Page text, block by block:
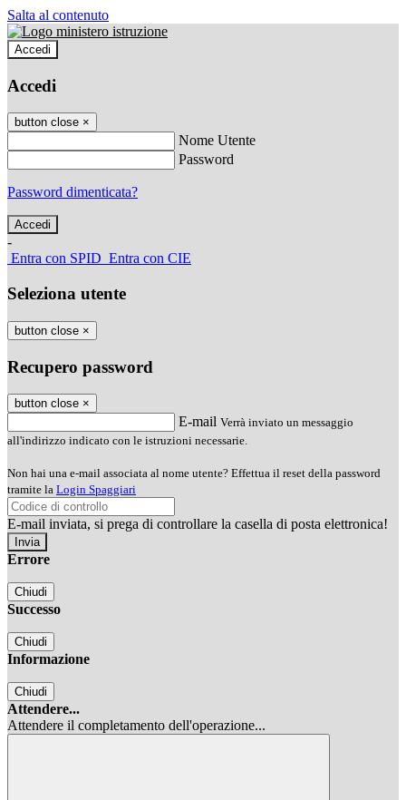
Salta al contenuto
Accedi
Accedi
button close ×
Nome Utente
Password
Password dimenticata?
-
Entra con SPID Entra con CIE
Seleziona utente
button close ×
Recupero password
button close ×
E-mail Verrà inviato un messaggio
all'indirizzo indicato con le istruzioni necessarie.
Non hai una e-mail associata al nome utente? Effettua il reset della password
tramite la Login Spaggiari
E-mail inviata, si prega di controllare la casella di posta elettronica!
Errore
Chiudi
Successo
Chiudi
Informazione
Chiudi
Attendere...
Attendere il completamento dell'operazione...